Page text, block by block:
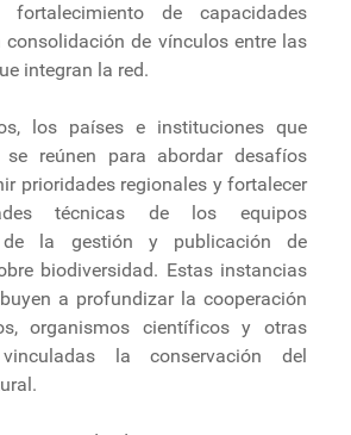
de capacidades
de vínculos entre las
integran la red.
los países e instituciones que
se reúnen para abordar desafíos
prioridades regionales y fortalecer
técnicas de los equipos
de la gestión y publicación de
biodiversidad. Estas instancias
a profundizar la cooperación
organismos científicos y otras
la conservación del